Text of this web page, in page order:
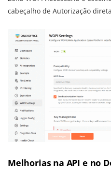
cabeçalho de Autorização
Melhorias na API e no